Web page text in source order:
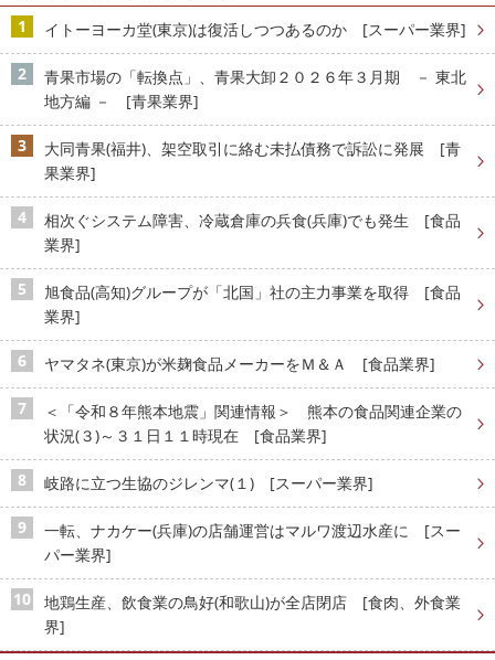
イトーヨーカ堂(東京)は復活しつつあるのか [スーパー業界]
青果市場の「転換点」、青果大卸２０２６年３月期 － 東北
地方編 － [青果業界]
大同青果(福井)、架空取引に絡む未払債務で訴訟に発展 [青
果業界]
相次ぐシステム障害、冷蔵倉庫の兵食(兵庫)でも発生 [食品
業界]
旭食品(高知)グループが「北国」社の主力事業を取得 [食品
業界]
ヤマタネ(東京)が米麹食品メーカーをＭ＆Ａ [食品業界]
＜「令和８年熊本地震」関連情報＞ 熊本の食品関連企業の
状況(３)～３１日１１時現在 [食品業界]
岐路に立つ生協のジレンマ(１) [スーパー業界]
一転、ナカケー(兵庫)の店舗運営はマルワ渡辺水産に [スー
パー業界]
地鶏生産、飲食業の鳥好(和歌山)が全店閉店 [食肉、外食業
界]